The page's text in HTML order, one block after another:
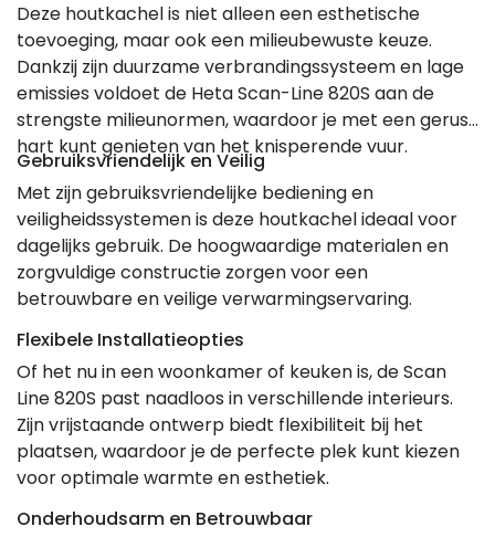
Deze houtkachel is niet alleen een esthetische
toevoeging, maar ook een milieubewuste keuze.
Dankzij zijn duurzame verbrandingssysteem en lage
emissies voldoet de Heta Scan-Line 820S aan de
strengste milieunormen, waardoor je met een gerust
hart kunt genieten van het knisperende vuur.
Gebruiksvriendelijk en Veilig
Met zijn gebruiksvriendelijke bediening en
veiligheidssystemen is deze houtkachel ideaal voor
dagelijks gebruik. De hoogwaardige materialen en
zorgvuldige constructie zorgen voor een
betrouwbare en veilige verwarmingservaring.
Flexibele Installatieopties
Of het nu in een woonkamer of keuken is, de Scan
Line 820S past naadloos in verschillende interieurs.
Zijn vrijstaande ontwerp biedt flexibiliteit bij het
plaatsen, waardoor je de perfecte plek kunt kiezen
voor optimale warmte en esthetiek.
Onderhoudsarm en Betrouwbaar